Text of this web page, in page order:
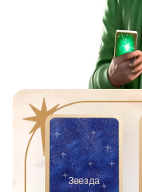
Звезда